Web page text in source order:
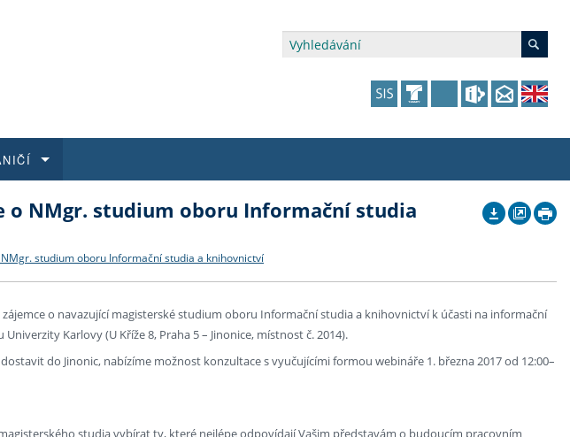
Pro média a veřejnost
Knihovna
Kurzy dalšího vzdělávání
Programy s mikrocertifikátem
Kurzy dalšího vzdělávání
Studující se specifickými potřebami
Transfer & Impact Office
Vědecké ceny a fondy
Přijíždějící zaměstnanci
Mimofakultní financování výjezdů
o NMgr. studium oboru Informační studia
studium oboru Informační studia a knihovnictví
o navazující magisterské studium oboru Informační studia a knihovnictví k účasti na informační
Karlovy (U Kříže 8, Praha 5 – Jinonice, místnost č. 2014).
do Jinonic, nabízíme možnost konzultace s vyučujícími formou webináře 1. března 2017 od 12:00–
studia vybírat ty, které nejlépe odpovídají Vašim představám o budoucím pracovním